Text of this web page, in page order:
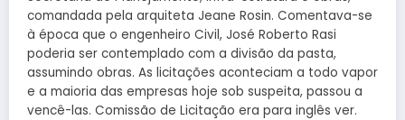
comandada pela arquiteta Jeane Rosin. Comentava-se
à época que o engenheiro Civil, José Roberto Rasi
poderia ser contemplado com a divisão da pasta,
assumindo obras. As licitações aconteciam a todo vapor
e a maioria das empresas hoje sob suspeita, passou a
vencê-las. Comissão de Licitação era para inglês ver.